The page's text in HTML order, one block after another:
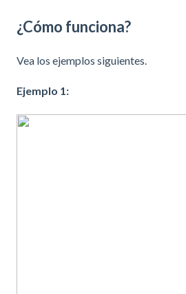
¿Cómo funciona?
Vea los ejemplos siguientes.
Ejemplo 1: